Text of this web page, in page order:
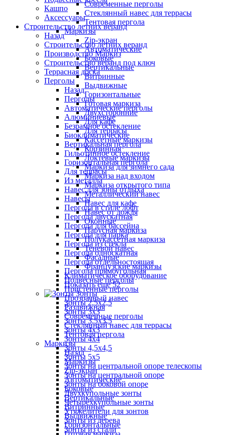
Современные перголы
Стеклянный навес для террасы
Тентовая пергола
Маркизы
Zip-экран
Автоматические
Боковые
Вертикальные
Витринные
Выдвижные
Горизонтальные
Готовая маркиза
Двухсторонние
Для кафе
Для террасы
Кассетные маркизы
Корзинная
Локтевые маркизы
Маркиза для зимнего сада
Маркиза над входом
Маркиза открытого типа
Металлический навес
Навес для кафе
Навес от дождя
Оконные
Парусная маркиза
Полукассетная маркиза
Теневой навес
Фасадные
Французские маркизы
Климатическое оборудование
Показать ещё 52
Зонты
Зонты 2,5х2,5
Зонты 3х3
Зонты 3,5х3,5
Зонты 4х3
Зонты 4х4
Зонты 4,5х4,5
Зонты 5х5
Зонты на центральной опоре телескопы
Зонты на центральной опоре
Зонты на боковой опоре
Двухкупольные зонты
Четырехкупольные зонты
Утяжелители для зонтов
Зонты из дерева
Зонты из стали
Кашпо
Аксессуары
Строительство летних веранд
Назад
Строительство летних веранд
Производство Маркиз
Строительство веранд под ключ
Террасная доска
Перголы
Назад
Перголы
Автоматические перголы
Алюминиевые
Безрамное остекление
Биоклиматические
Вертикальная пергола
Гильотинное остекление
Горизонтальная пергола
Для террасы
Из металла
Навес для зоны отдыха
Навесы
Пергола в стиле лофт
Пергола двускатная
Пергола для бассейна
Пергола для парка
Пергола из стекла
Пергола односкатная
Пергола отдельностоящая
Пергола прямоугольная
Подвесные перголы
Пристенные перголы
Прозрачный навес
Раздвижная
Современные перголы
Стеклянный навес для террасы
Тентовая пергола
Маркизы
Назад
Маркизы
Zip-экран
Автоматические
Боковые
Вертикальные
Витринные
Выдвижные
Горизонтальные